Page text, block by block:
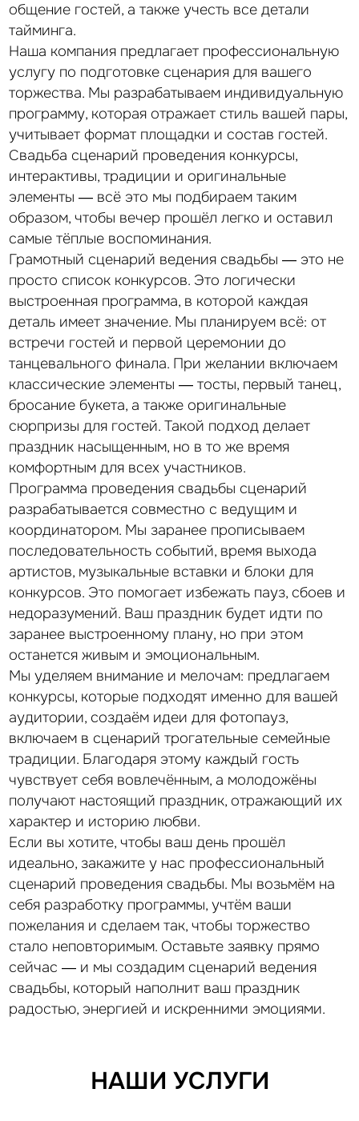
общение гостей, а также учесть все детали
тайминга.
Наша компания предлагает профессиональную
услугу по подготовке сценария для вашего
торжества. Мы разрабатываем индивидуальную
программу, которая отражает стиль вашей пары,
учитывает формат площадки и состав гостей.
Свадьба сценарий проведения конкурсы,
интерактивы, традиции и оригинальные
элементы — всё это мы подбираем таким
образом, чтобы вечер прошёл легко и оставил
самые тёплые воспоминания.
Грамотный сценарий ведения свадьбы — это не
просто список конкурсов. Это логически
выстроенная программа, в которой каждая
деталь имеет значение. Мы планируем всё: от
встречи гостей и первой церемонии до
танцевального финала. При желании включаем
классические элементы — тосты, первый танец,
бросание букета, а также оригинальные
сюрпризы для гостей. Такой подход делает
праздник насыщенным, но в то же время
комфортным для всех участников.
Программа проведения свадьбы сценарий
разрабатывается совместно с ведущим и
координатором. Мы заранее прописываем
последовательность событий, время выхода
артистов, музыкальные вставки и блоки для
конкурсов. Это помогает избежать пауз, сбоев и
недоразумений. Ваш праздник будет идти по
заранее выстроенному плану, но при этом
останется живым и эмоциональным.
Мы уделяем внимание и мелочам: предлагаем
конкурсы, которые подходят именно для вашей
аудитории, создаём идеи для фотопауз,
включаем в сценарий трогательные семейные
традиции. Благодаря этому каждый гость
чувствует себя вовлечённым, а молодожёны
получают настоящий праздник, отражающий их
характер и историю любви.
Если вы хотите, чтобы ваш день прошёл
идеально, закажите у нас профессиональный
сценарий проведения свадьбы. Мы возьмём на
себя разработку программы, учтём ваши
пожелания и сделаем так, чтобы торжество
стало неповторимым. Оставьте заявку прямо
сейчас — и мы создадим сценарий ведения
свадьбы, который наполнит ваш праздник
радостью, энергией и искренними эмоциями.
НАШИ УСЛУГИ
Заказать свадьбу мечты
кейсы
Мы провели уже 100 свадеб и вот
некоторые из них
отзывы
Ценим вашу обратную связь
Собираем положительные реакции от гостей) Всем
всё ооочень понравилось и друзья описывают всё так
как нам и хотелось, что все провели этот вечер,
камерно, уютно, по‑семейному, что всё было красиво
и торт вкусный, что бывает далеко не на каждой
свадьбе, как сказала одна из гостей мы тоже очень
довольны, несмотря на капризную погоду всё
получилось замечательно, поэтому ещё раз огромное
спасибо за слаженную работу всех ребят! ❤️
Справились со своими задачами на все 100 или даже
больше день пролетел быстро, но мы успели
им насладиться и прочувствовать все самые чудесные
моменты хочется сказать слова благодарности
каждому, кто был рядом с нами и помог создать эту
маленькую сказку.
Ещё раз большое спасибо, Лёш, что был рядом с нами
на протяжении всего пути, помогал, подсказывал,
поддерживал, следил, чтобы всё прошло на высшем
уровне, очень тебе благодарны.
29.06.2023
Таня и Саша
Алина и Костя